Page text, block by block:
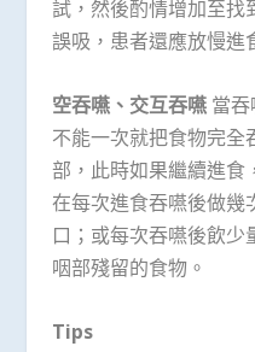
試，然後酌情增加至找
誤吸，患者還應放慢進
空吞嚥、交互吞嚥當吞
不能一次就把食物完全
部，此時如果繼續進食
在每次進食吞嚥後做幾
口；或每次吞嚥後飲
咽部殘留的食物。
Tips